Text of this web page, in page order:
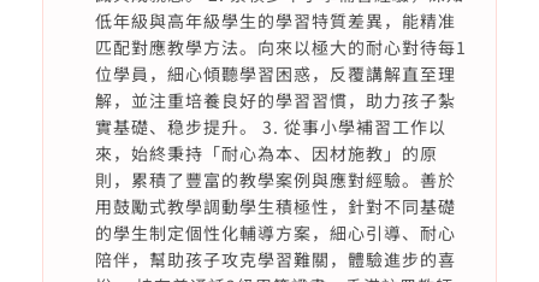
低年級與高年級學生的學習特質差異，能精准
匹配對應教學方法。向來以極大的耐心對待每1
位學員，細心傾聽學習困惑，反覆講解直至理
解，並注重培養良好的學習習慣，助力孩子紮
實基礎、稳步提升。 3. 從事小學補習工作以
來，始終秉持「耐心為本、因材施教」的原
則，累積了豐富的教學案例與應對經驗。善於
用鼓勵式教學調動學生積極性，針對不同基礎
的學生制定個性化輔導方案，細心引導、耐心
陪伴，幫助孩子攻克學習難關，體驗進步的喜